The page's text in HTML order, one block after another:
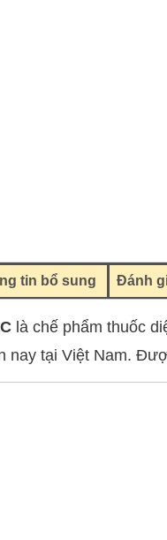
tin bổ sung Đánh
là chế phẩm thuốc
nay tại Việt Nam.